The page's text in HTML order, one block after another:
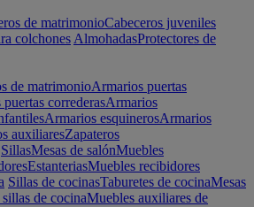
de matrimonioCabeceros juveniles
colchones AlmohadasProtectores de
de matrimonioArmarios puertas
correderasArmarios
Armarios esquinerosArmarios
auxiliaresZapateros
SillasMesas de salónMuebles
EstanteriasMuebles recibidores
Sillas de cocinasTaburetes de cocinaMesas
de cocinaMuebles auxiliares de